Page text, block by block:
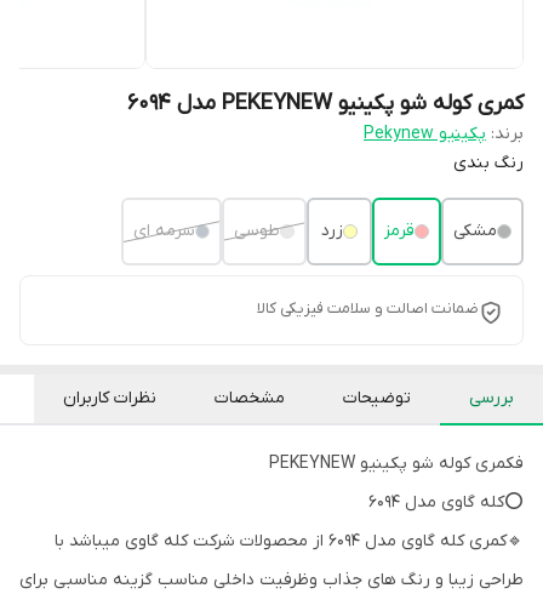
کمری کوله شو پکینیو PEKEYNEW مدل 6094
برند: پکینیو Pekynew
رنگ بندی
مشکی قرمز زرد طوسی سرمه ای
ضمانت اصالت و سلامت فیزیکی کالا
بررسی توضیحات مشخصات نظرات کاربران
فکمری کوله شو پکینیو PEKEYNEW
⭕کله گاوی مدل 6094
🔹کمری کله گاوی مدل ۶۰۹۴ از محصولات شرکت کله گاوی میباشد با
طراحی زیبا و رنگ های جذاب وظرفیت داخلی مناسب گزینه مناسبی برای